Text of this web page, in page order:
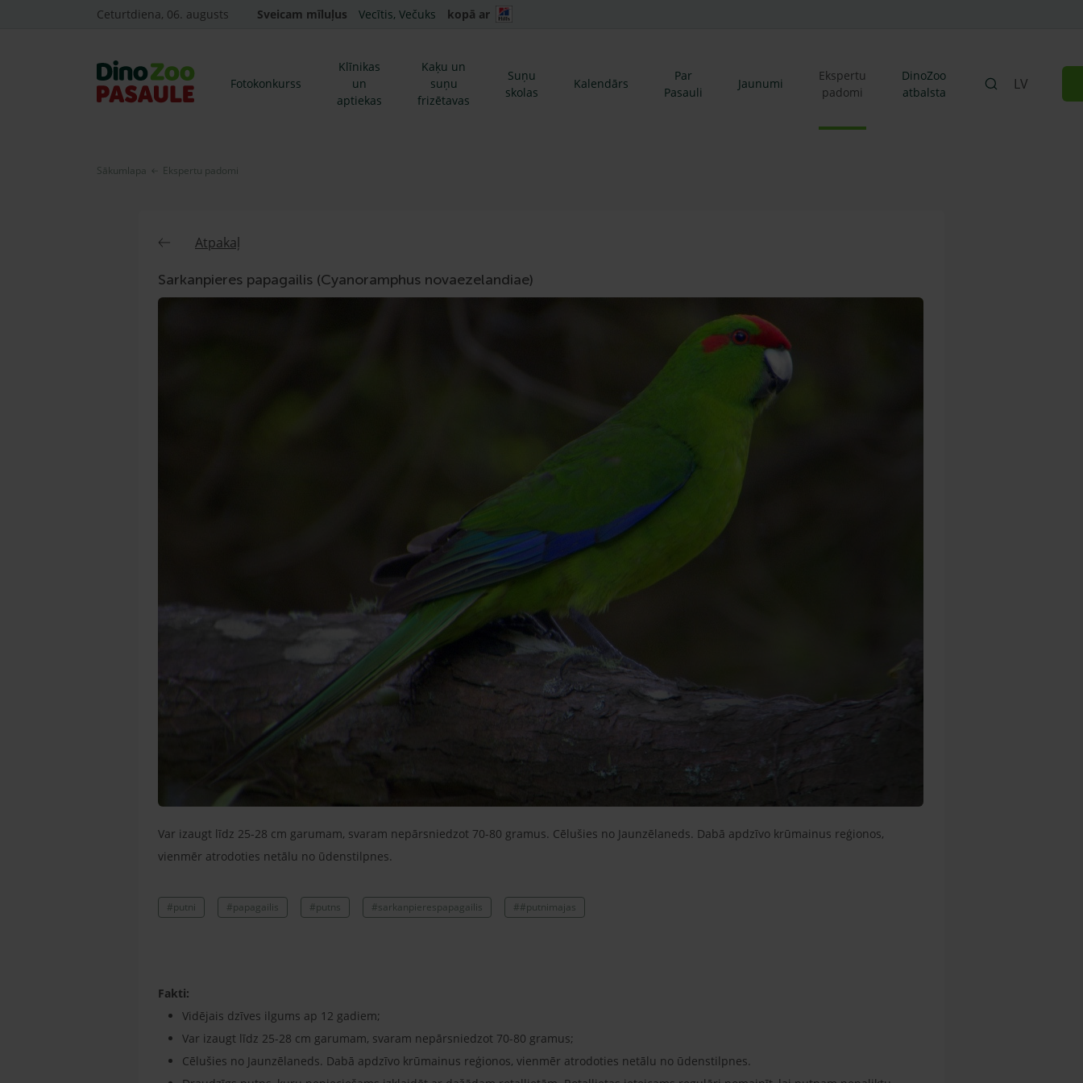
Ceturtdiena, 06. augusts Sveicam mīluļus Vecītis, Večuks kopā ar
Fotokonkurss
Klīnikas
un
aptiekas
Kaķu un
suņu
frizētavas
Suņu
skolas
Kalendārs
Par
Pasauli
Jaunumi
Ekspertu
padomi
DinoZoo
atbalsta
LV
Sākumlapa Ekspertu padomi
Atpakaļ
Sarkanpieres papagailis (Cyanoramphus novaezelandiae)
Var izaugt līdz 25-28 cm garumam, svaram nepārsniedzot 70-80 gramus. Cēlušies no Jaunzēlaneds. Dabā apdzīvo krūmainus reģionos,
vienmēr atrodoties netālu no ūdenstilpnes.
#putni #papagailis #putns #sarkanpierespapagailis ##putnimajas
Fakti:
Vidējais dzīves ilgums ap 12 gadiem;
Var izaugt līdz 25-28 cm garumam, svaram nepārsniedzot 70-80 gramus;
Cēlušies no Jaunzēlaneds. Dabā apdzīvo krūmainus reģionos, vienmēr atrodoties netālu no ūdenstilpnes.